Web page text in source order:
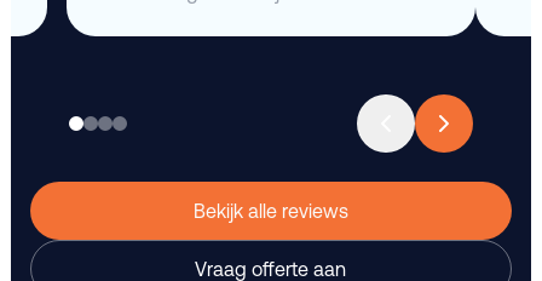
Bekijk alle reviews
Vraag offerte aan